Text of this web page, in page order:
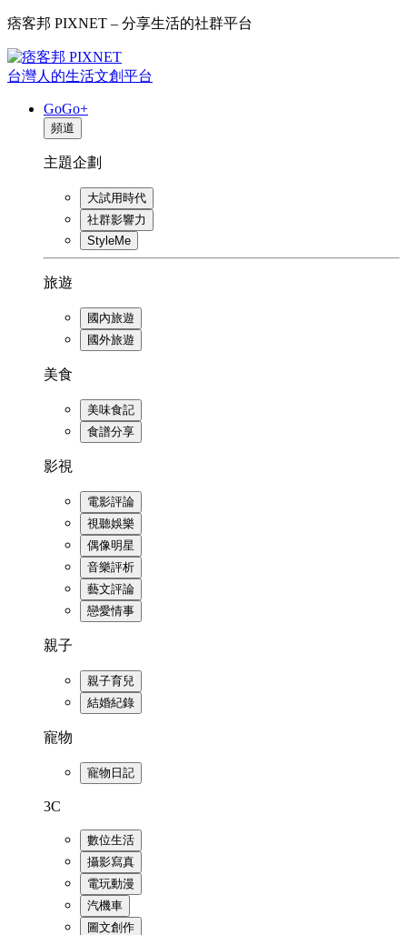
痞客邦 PIXNET – 分享生活的社群平台
台灣人的生活文創平台
GoGo+
頻道
主題企劃
大試用時代
社群影響力
StyleMe
旅遊
國內旅遊
國外旅遊
美食
美味食記
食譜分享
影視
電影評論
視聽娛樂
偶像明星
音樂評析
藝文評論
戀愛情事
親子
親子育兒
結婚紀錄
寵物
寵物日記
3C
數位生活
攝影寫真
電玩動漫
汽機車
圖文創作